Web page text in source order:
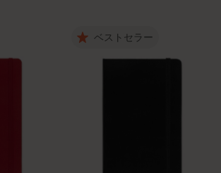
ベストセラー